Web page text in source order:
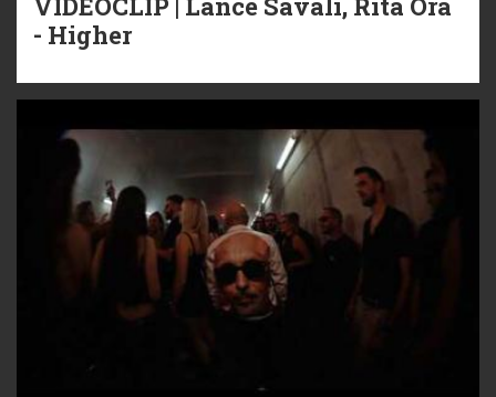
- Higher